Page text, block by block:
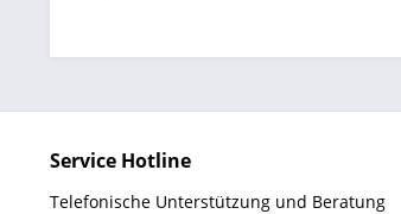
Service Hotline
Telefonische Unterstützung und Beratung